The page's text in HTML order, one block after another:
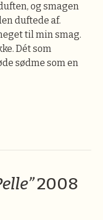
og smagen
duftede af.
til min smag.
Dét som
sødme som en
2008